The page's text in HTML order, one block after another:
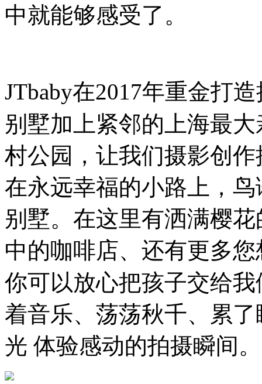
中就能够感受了。
JTbaby在2017年重金打
别墅加上紧邻的上海最
村公园，让我们摄影创
在永远幸福的小路上，
别墅。在这里有洒满樱
中的咖啡店、还有更多
你可以放心把孩子交给
着音乐、荡荡秋千、累
光 体验感动的拍摄瞬间。